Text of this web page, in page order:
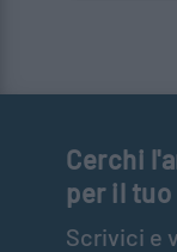
Cerchi
per il
Scrivici e